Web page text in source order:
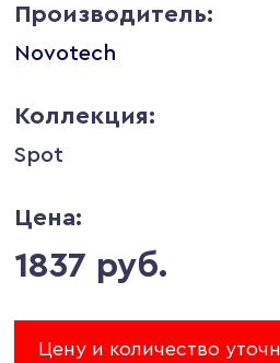
Производитель:
Novotech
Коллекция:
Spot
Цена:
1837 руб.
Цену и количество